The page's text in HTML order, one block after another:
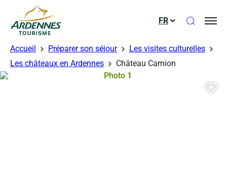
ADT des Ardennes
FR Ouvrir
Accueil Préparer son séjour
Les visites culturelles
Les châteaux en Ardennes
Château Camion
Photo 1, © Droits gérés – Marasi